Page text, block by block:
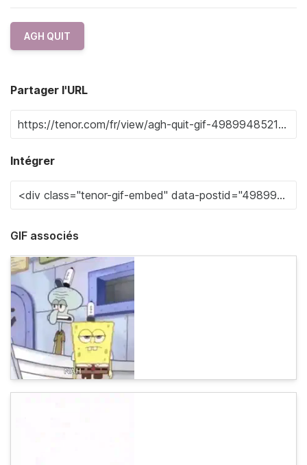
AGH QUIT
Partager l'URL
Intégrer
GIF associés